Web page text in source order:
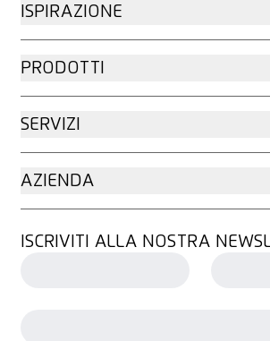
ISPIRAZIONE
PRODOTTI
SERVIZI
AZIENDA
ISCRIVITI ALLA NOSTRA